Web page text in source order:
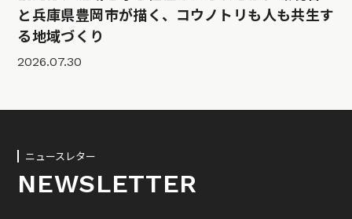
と兵庫県豊岡市が描く、コウノトリも人も共生す
る地域づくり
2026.07.30
ニュースレター
NEWSLETTER